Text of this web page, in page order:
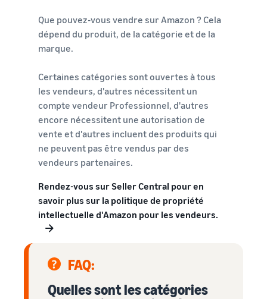
Que pouvez-vous vendre sur Amazon ? Cela
dépend du produit, de la catégorie et de la
marque.
Certaines catégories sont ouvertes à tous
les vendeurs, d'autres nécessitent un
compte vendeur Professionnel, d'autres
encore nécessitent une autorisation de
vente et d'autres incluent des produits qui
ne peuvent pas être vendus par des
vendeurs partenaires.
Rendez-vous sur Seller Central pour en
savoir plus sur la politique de propriété
intellectuelle d'Amazon pour les vendeurs.
FAQ:
Quelles sont les catégories